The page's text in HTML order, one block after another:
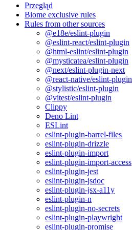
Przegląd
Biome exclusive rules
Rules from other sources
@e18e/eslint-plugin
@eslint-react/eslint-plugin
@html-eslint/eslint-plugin
@mysticatea/eslint-plugin
@next/eslint-plugin-next
@react-native/eslint-plugin
@stylistic/eslint-plugin
@vitest/eslint-plugin
Clippy
Deno Lint
ESLint
eslint-plugin-barrel-files
eslint-plugin-drizzle
eslint-plugin-import
eslint-plugin-import-access
eslint-plugin-jest
eslint-plugin-jsdoc
eslint-plugin-jsx-a11y
eslint-plugin-n
eslint-plugin-no-secrets
eslint-plugin-playwright
eslint-plugin-promise